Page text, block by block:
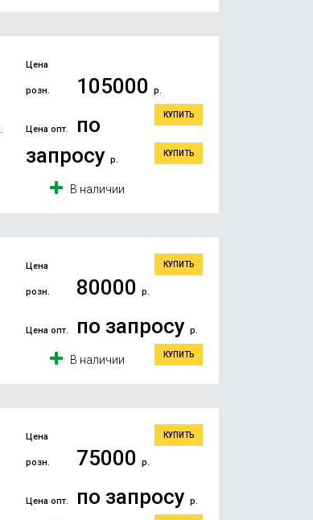
Цена
розн. 105000 р.
КУПИТЬ
Цена опт.
по
запросу р.
КУПИТЬ
В наличии
Цена
розн. 80000 р.
КУПИТЬ
Цена опт. по запросу р.
КУПИТЬ
В наличии
Цена
розн. 75000 р.
КУПИТЬ
Цена опт. по запросу р.